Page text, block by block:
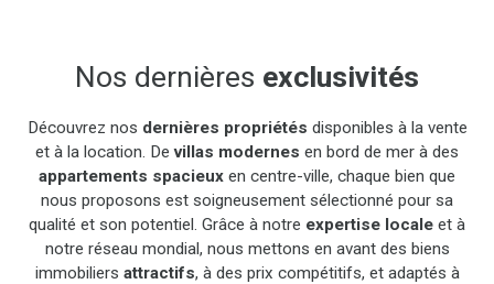
Nos dernières exclusivités
Découvrez nos dernières propriétés disponibles à la vente
et à la location. Devillas modernes en bord de mer à des
appartements spacieux en centre-ville, chaque bien que
nous proposons est soigneusement sélectionné pour sa
qualité et son potentiel. Grâce à notre expertise locale et à
notre réseau mondial, nous mettons en avant des biens
immobiliers attractifs, à des prix compétitifs, et adaptés à